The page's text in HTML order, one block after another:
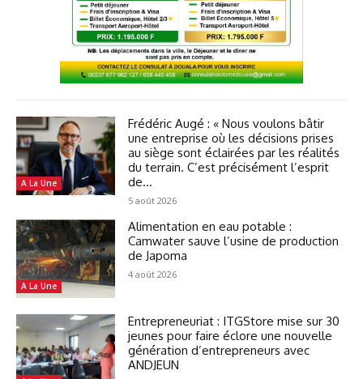
A La Une
Frédéric Augé : « Nous voulons bâtir
une entreprise où les décisions prises
au siège sont éclairées par les réalités
du terrain. C’est précisément l’esprit
de...
5 août 2026
A La Une
Alimentation en eau potable :
Camwater sauve l’usine de production
de Japoma
4 août 2026
Entrepreneuriat : ITGStore mise sur 30
jeunes pour faire éclore une nouvelle
génération d’entrepreneurs avec
ANDJEUN